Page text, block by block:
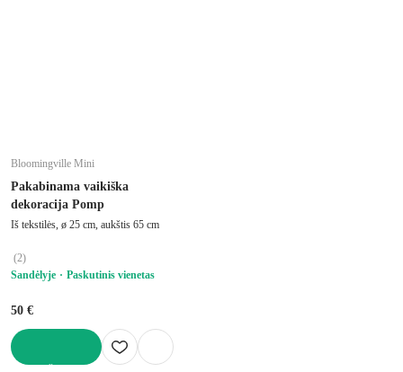
Bloomingville Mini
Pakabinama vaikiška
dekoracija Pomp
Iš tekstilės, ø 25 cm, aukštis 65 cm
(2)
Sandėlyje
Paskutinis vienetas
50 €